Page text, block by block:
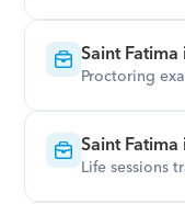
Saint
Proctoring
Saint
Life sessions